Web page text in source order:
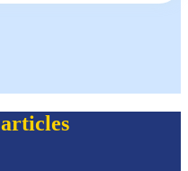
articles